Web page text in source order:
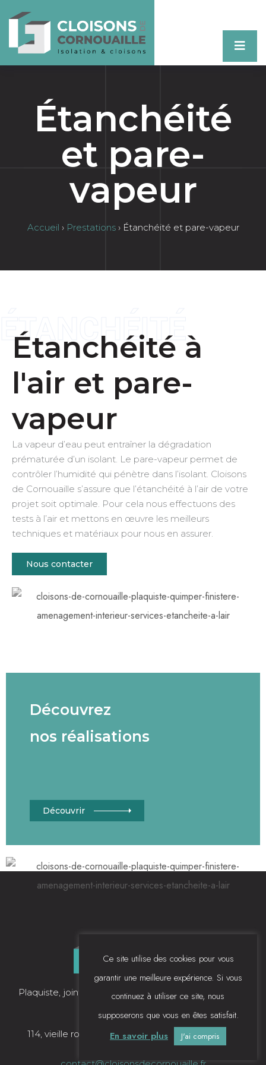
Étanchéité
et pare-
vapeur
Accueil › Prestations› Étanchéité et pare-vapeur
ÉTANCHÉITÉ
Étanchéité à
l'air et pare-
vapeur
La vapeur d’eau peut entraîner la dégradation
prématurée d’un isolant. Le pare-vapeur permet de
contrôler l’humidité qui pénètre dans l’isolant. Cloisons
de Cornouaille s’assure que l’étanchéité à l’air de votre
projet soit optimale. Pour cela nous effectuons des
tests à l’air et mettons en œuvre les meilleurs
techniques et matériaux pour nous en assurer.
Nous contacter
Découvrez
nos réalisations
Découvrir
Plaquiste, jointement, isolation thermique à Quimper
114, vieille route de Rosporden 29000 QUIMPER
Ce site utilise des cookies pour vous
garantir une meilleure expérience. Si vous
continuez à utiliser ce site, nous
supposerons que vous en êtes satisfait.
En savoir plus
J'ai compris